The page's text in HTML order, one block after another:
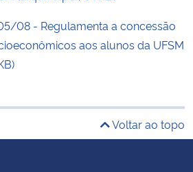
08 - Regulamenta a concessão
aos alunos da UFSM
Voltar ao topo